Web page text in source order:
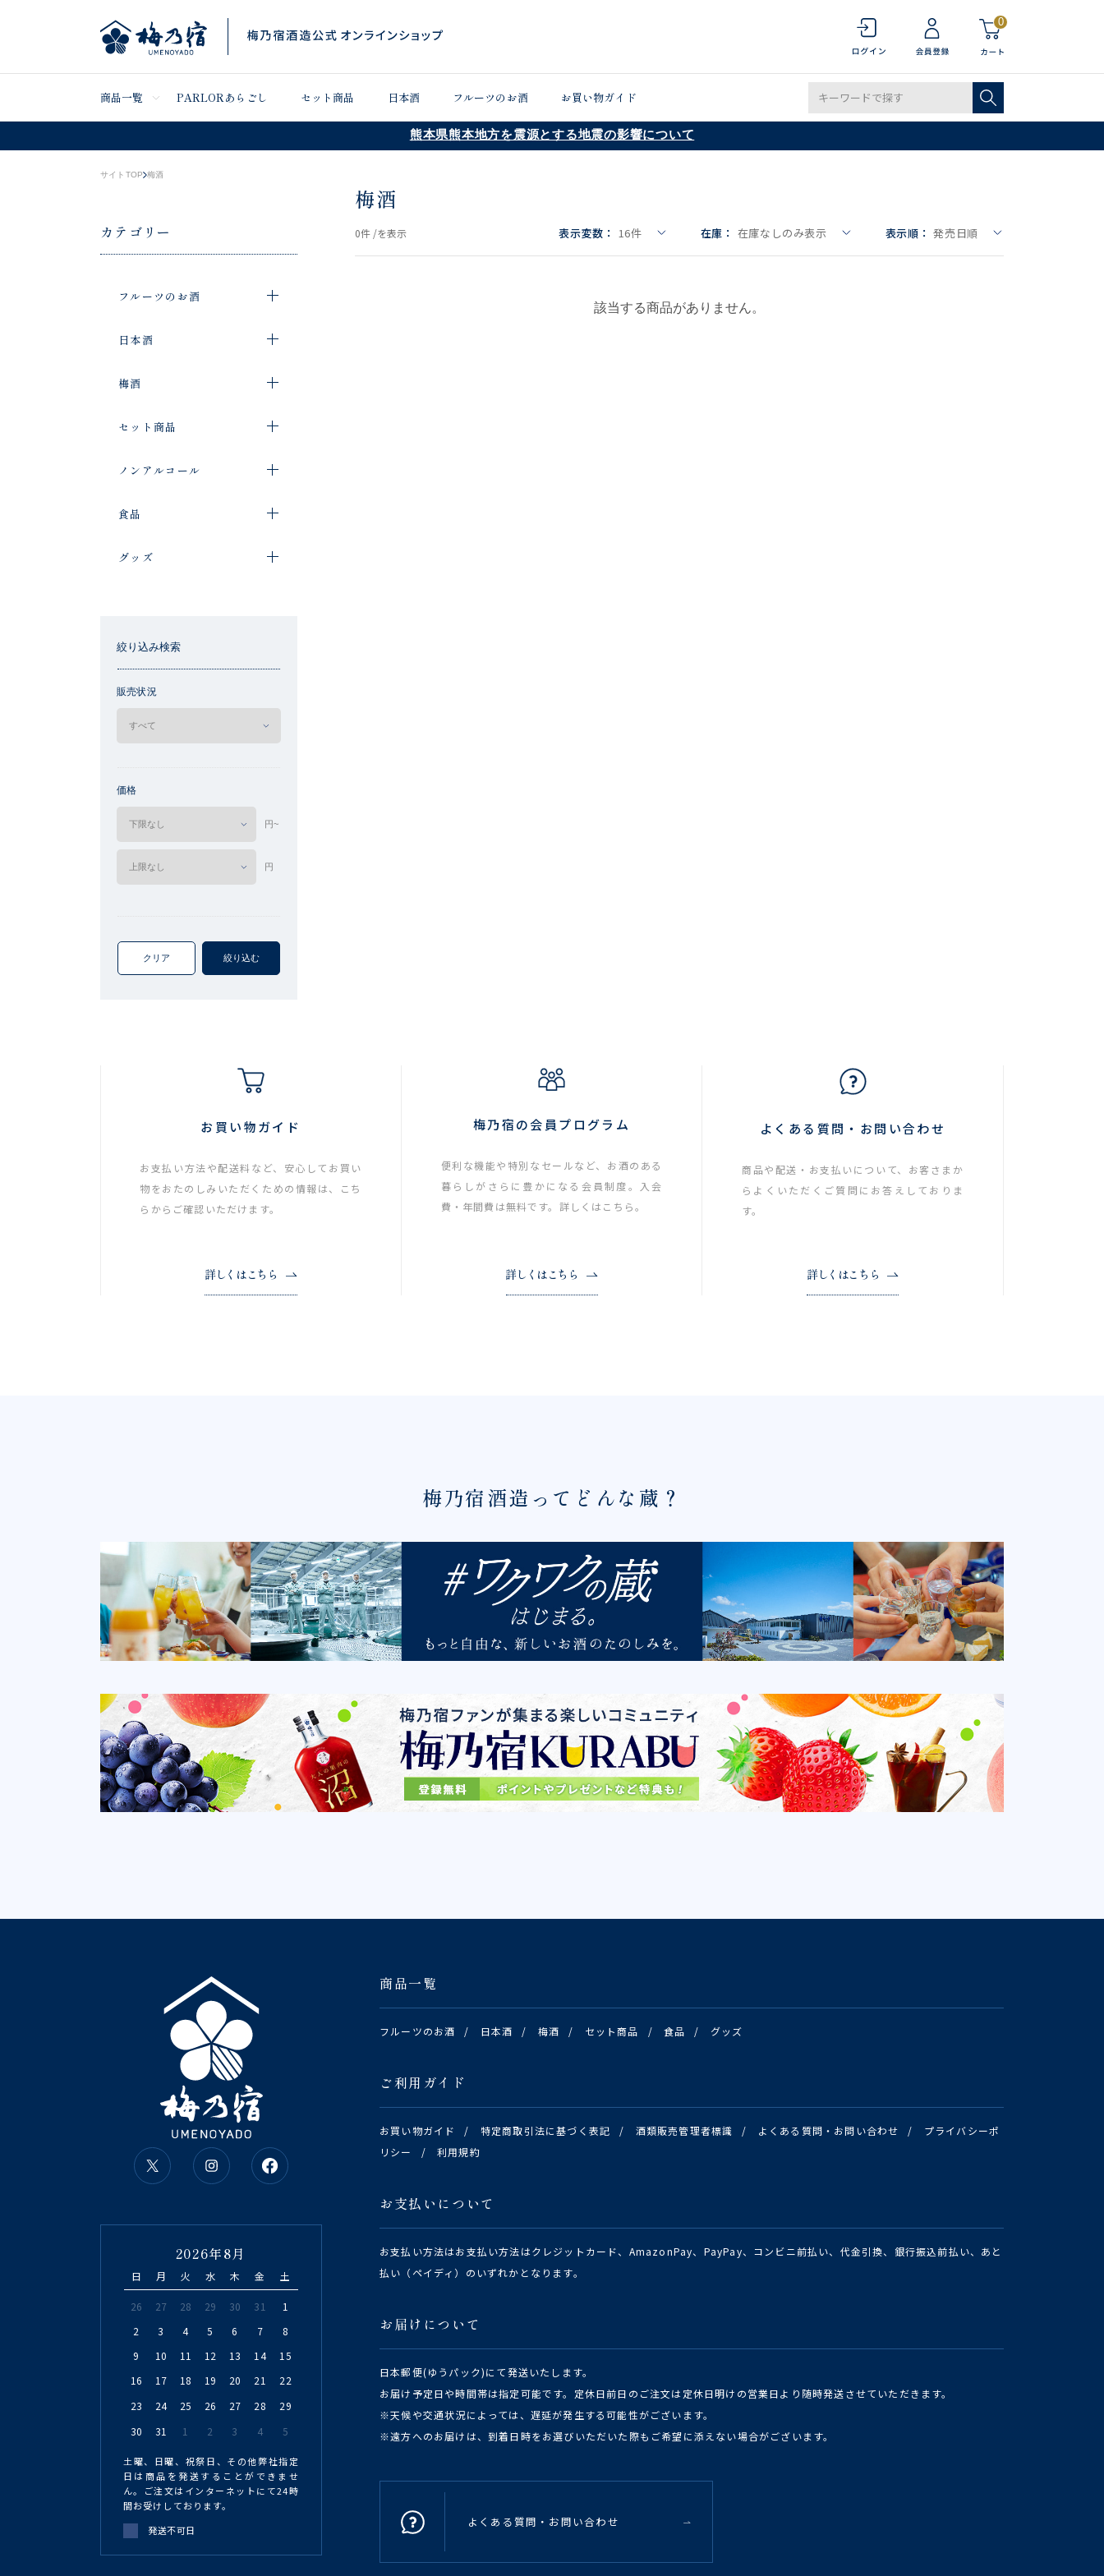
0
商品一覧 PARLORあらごし セット商品 日本酒 フルーツのお酒 お買い物ガイド
熊本県熊本地方を震源とする地震の影響について
サイトTOP 梅酒
カテゴリー
フルーツのお酒
日本酒
梅酒
セット商品
ノンアルコール
食品
グッズ
絞り込み検索
販売状況
価格
円~
円
クリア 絞り込む
梅酒
0件 /を表示 表示変数： 16件 在庫： 在庫なしのみ表示 表示順： 発売日順
該当する商品がありません。
お買い物ガイド
お支払い方法や配送料など、安心してお買い
物をおたのしみいただくための情報は、こち
らからご確認いただけます。
詳しくはこちら
梅乃宿の会員プログラム
便利な機能や特別なセールなど、お酒のある
暮らしがさらに豊かになる会員制度。入会
費・年間費は無料です。詳しくはこちら。
詳しくはこちら
よくある質問・お問い合わせ
商品や配送・お支払いについて、お客さまか
らよくいただくご質問にお答えしておりま
す。
詳しくはこちら
梅乃宿酒造ってどんな蔵？
商品一覧
フルーツのお酒 / 日本酒 / 梅酒 / セット商品 / 食品 / グッズ
ご利用ガイド
お買い物ガイド / 特定商取引法に基づく表記 / 酒類販売管理者標識 / よくある質問・お問い合わせ /
プライバシーポ
リシー
/ 利用規約
お支払いについて
お支払い方法はお支払い方法はクレジットカード、AmazonPay、PayPay、コンビニ前払い、代金引換、銀行振込前払い、あと
払い（ペイディ）のいずれかとなります。
お届けについて
日本郵便(ゆうパック)にて発送いたします。
お届け予定日や時間帯は指定可能です。定休日前日のご注文は定休日明けの営業日より随時発送させていただきます。
※天候や交通状況によっては、遅延が発生する可能性がございます。
※遠方へのお届けは、到着日時をお選びいただいた際もご希望に添えない場合がございます。
よくある質問・お問い合わせ
2026年8月
日 月 火 水 木 金 土
26 27 28 29 30 31
1
2
3 4 5 6 7
8
9
10 11 12 13 14
15
16
17 18 19 20 21
22
23
24 25 26 27 28
29
30
31 1 2 3 4 5
土曜、日曜、祝祭日、その他弊社指定
日は商品を発送することができませ
ん。ご注文はインターネットにて24時
間お受けしております。
発送不可日